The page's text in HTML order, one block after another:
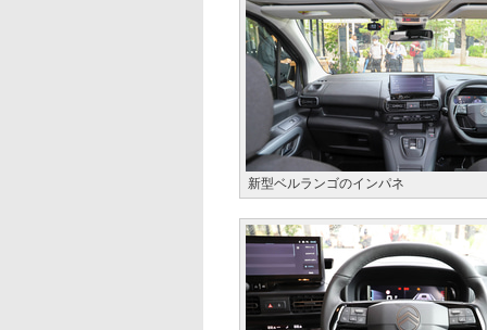
新型ベルランゴのインパネ